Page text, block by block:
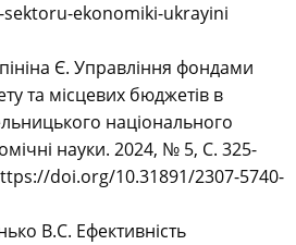
ekonomiki-ukrayini
Є. Управління фондами
та місцевих бюджетів в
національного
науки. 2024, № 5, С. 325-
doi.org/10.31891/2307-5740-
В.С. Ефективність